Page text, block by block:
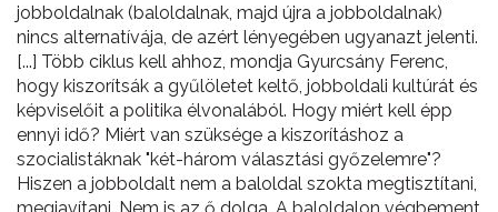
jobboldalnak (baloldalnak, majd újra a jobboldalnak)
nincs alternatívája, de azért lényegében ugyanazt jelenti.
[...] Több ciklus kell ahhoz, mondja Gyurcsány Ferenc,
hogy kiszorítsák a gyűlöletet keltő, jobboldali kultúrát és
képviselőit a politika élvonalából. Hogy miért kell épp
ennyi idő? Miért van szüksége a kiszorításhoz a
szocialistáknak "két-három választási győzelemre"?
Hiszen a jobboldalt nem a baloldal szokta megtisztítani,